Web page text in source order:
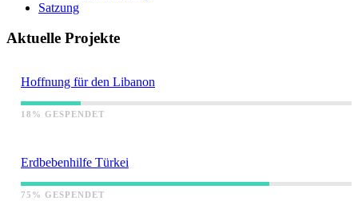
Satzung
Aktuelle Projekte
Hoffnung für den Libanon
18% GESPENDET
Erdbebenhilfe Türkei
75% GESPENDET